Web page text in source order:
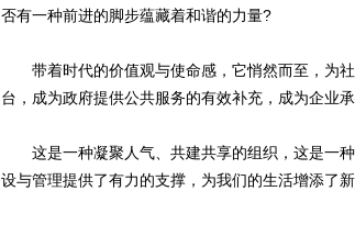
否有一种前进的脚步蕴藏着和谐的力量?
带着时代的价值观与使命感，它悄然而至，为社
台，成为政府提供公共服务的有效补充，成为企业
这是一种凝聚人气、共建共享的组织，这是一种
设与管理提供了有力的支撑，为我们的生活增添了新